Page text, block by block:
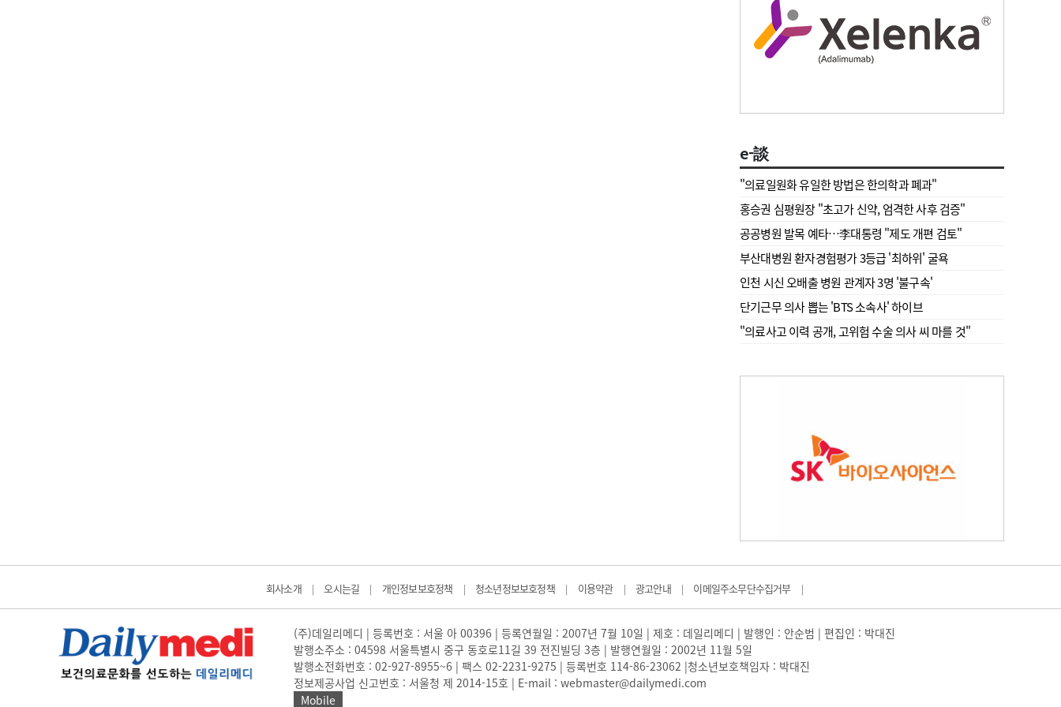
e-談
"의료일원화 유일한 방법은 한의학과 폐과"
홍승권 심평원장 " 초고가 신약, 엄격한 사후 검증"
공공병원 발목 예타…李대통령 "제도 개편 검토"
부산대병원 환자경험평가 3등급 '최하위' 굴욕
인천 시신 오배출 병원 관계자 3명 '불구속'
단기근무 의사 뽑는 'BTS 소속사' 하이브
"의료사고 이력 공개, 고위험 수술 의사 씨 마를 것"
회사소개 | 오시는길 | 개인정보보호정책 | 청소년정보보호정책 | 이용약관 | 광고안내 | 이메일주소무단수집거부 |
(주)데일리메디 | 등록번호 : 서울 아 00396 | 등록연월일 : 2007년 7월 10일 | 제호 : 데일리메디 | 발행인 : 안순범 | 편집인 : 박대진
발행소주소 : 04598 서울특별시 중구 동호로11길 39 전진빌딩 3층 | 발행연월일 : 2002년 11월 5일
발행소전화번호 : 02-927-8955~6 | 팩스 02-2231-9275 | 등록번호 114-86-23062 |청소년보호책임자 : 박대진
정보제공사업 신고번호 : 서울청 제 2014-15호 | E-mail : webmaster@dailymedi.com
Mobile